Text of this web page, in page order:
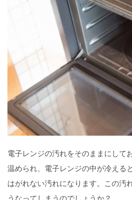
電子レンジの汚れをそのままにして
温められ、電子レンジの中が冷える
はがれない汚れになります。この汚
うなってしまうのでしょうか？